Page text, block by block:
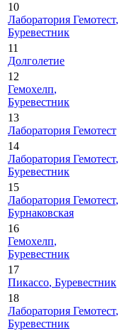
10
Лаборатория Гемотест,
Буревестник
11
Долголетие
12
Гемохелп,
Буревестник
13
Лаборатория Гемотест
14
Лаборатория Гемотест,
Буревестник
15
Лаборатория Гемотест,
Бурнаковская
16
Гемохелп,
Буревестник
17
Пикассо, Буревестник
18
Лаборатория Гемотест,
Буревестник